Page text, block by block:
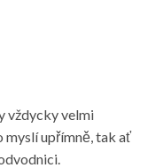
vždycky velmi
myslí upřímně, tak ať